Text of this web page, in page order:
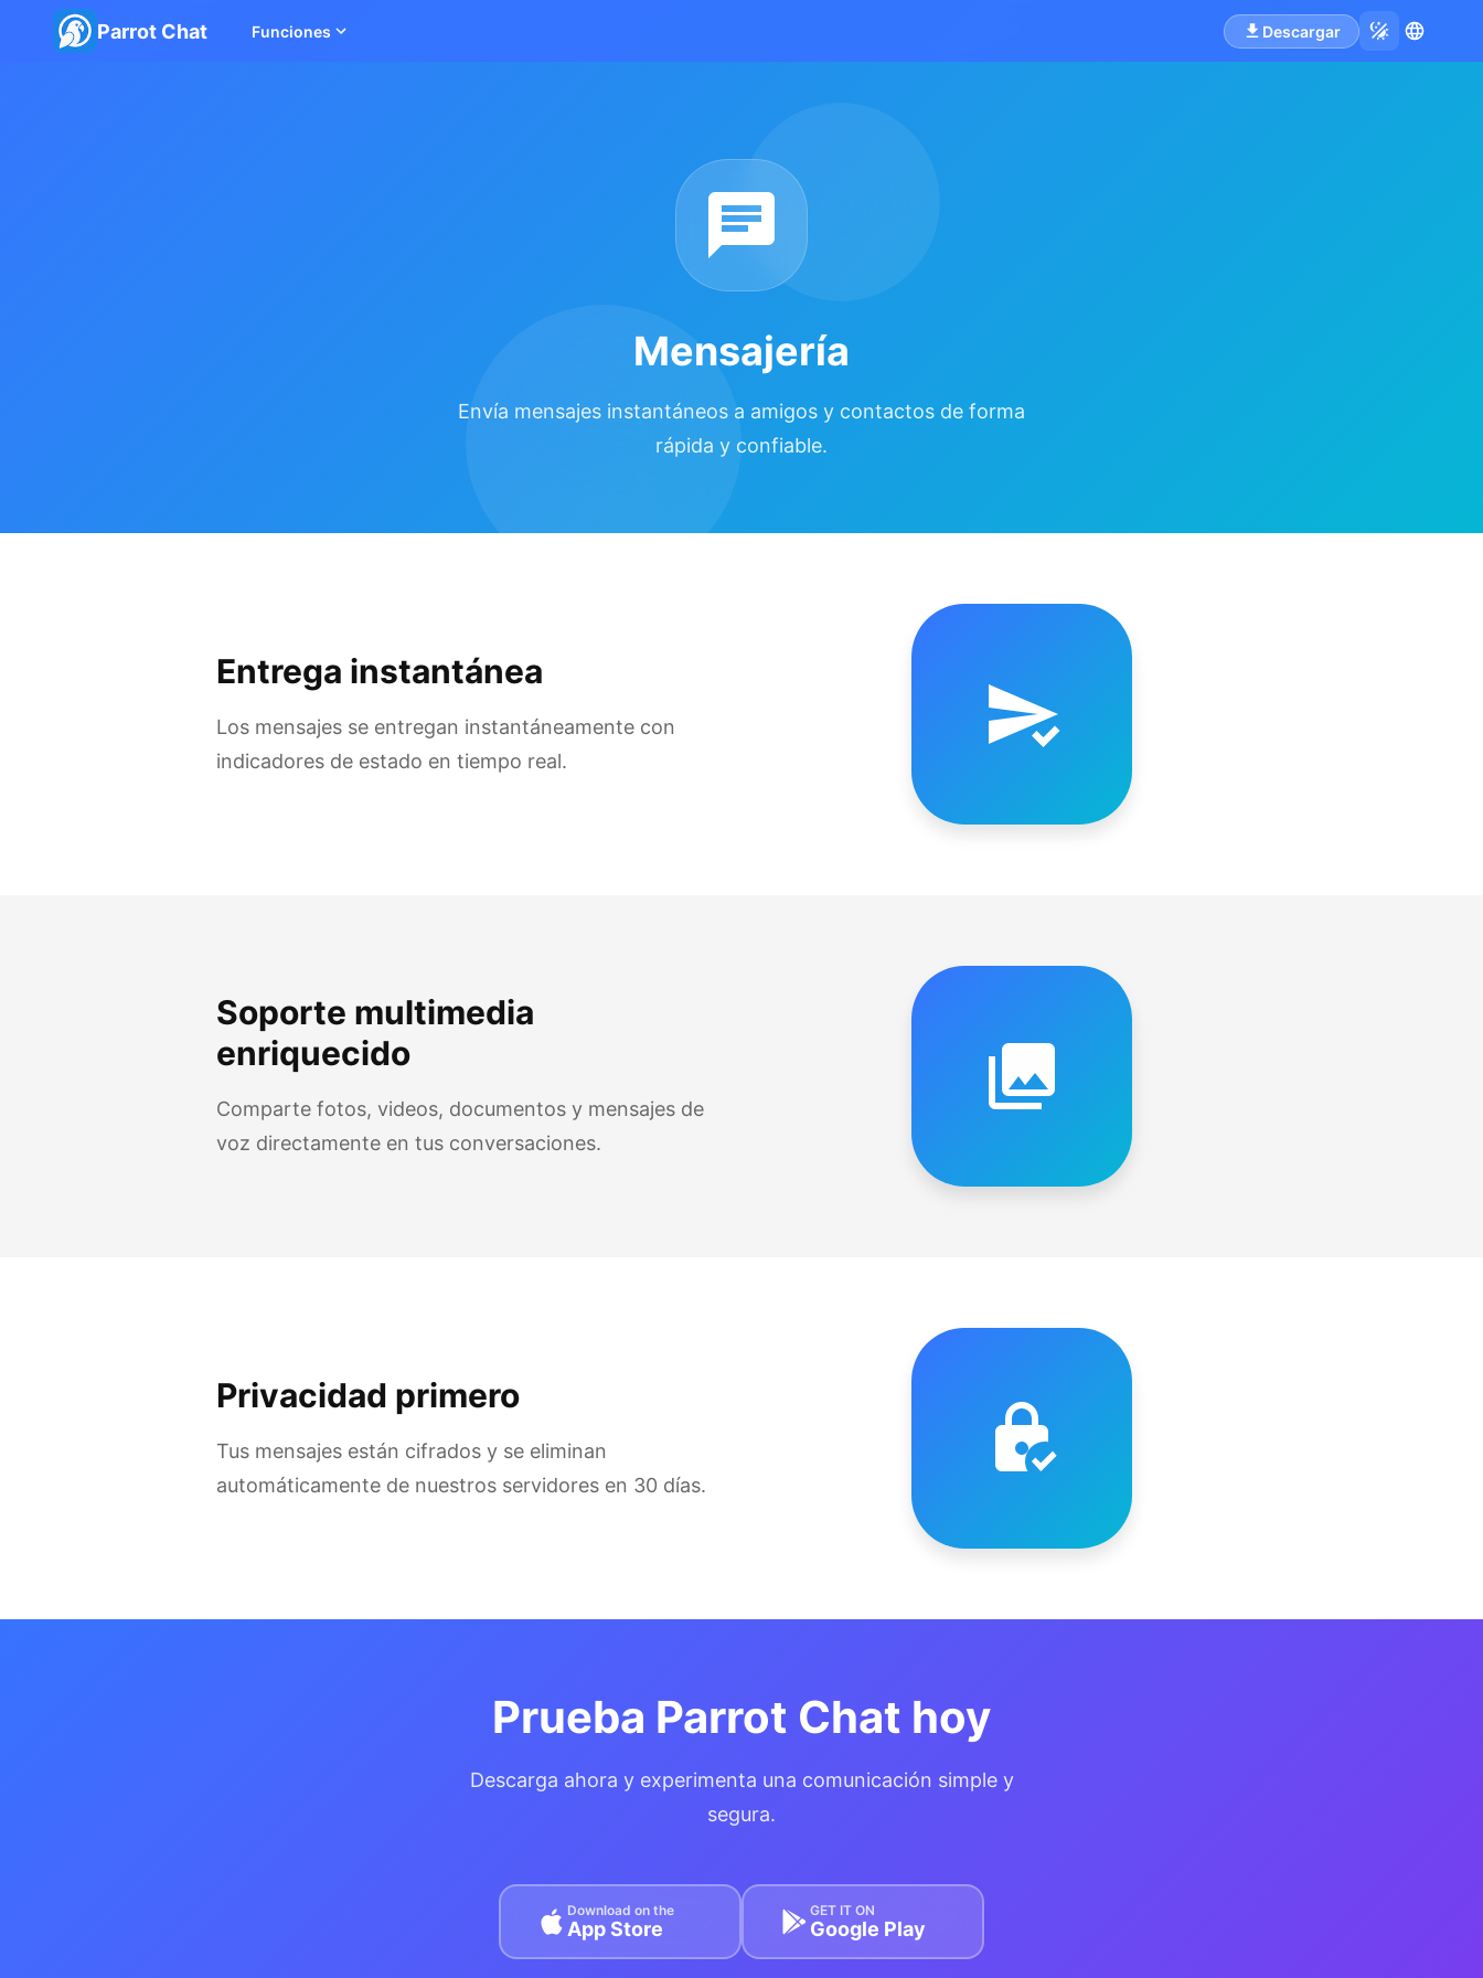
Parrot Chat Funciones Descargar
Mensajería
Envía mensajes instantáneos a amigos y contactos de forma
rápida y confiable.
Entrega instantánea
Los mensajes se entregan instantáneamente con
indicadores de estado en tiempo real.
Soporte multimedia
enriquecido
Comparte fotos, videos, documentos y mensajes de
voz directamente en tus conversaciones.
Privacidad primero
Tus mensajes están cifrados y se eliminan
automáticamente de nuestros servidores en 30 días.
Prueba Parrot Chat hoy
Descarga ahora y experimenta una comunicación simple y
segura.
Download on the
App Store
GET IT ON
Google Play